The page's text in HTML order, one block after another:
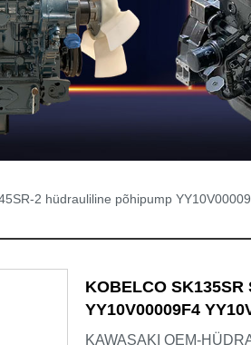
2 hüdrauliline põhipump
KOBELCO
YY10V00009F4
KAWASAKI OEM-